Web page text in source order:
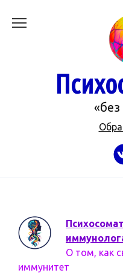
О том, как
иммунитет